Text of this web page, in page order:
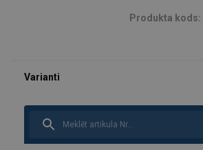
Produkta kods: